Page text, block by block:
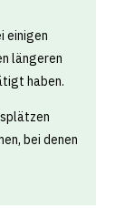
einigen
längeren
haben.
bei denen